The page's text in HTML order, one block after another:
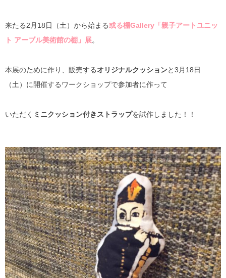
来たる2月18日（土）から始まる或る棚Gallery「親子アートユニッ
ト アーブル美術館の棚」展。
本展のために作り、販売するオリジナルクッションと3月18日
（土）に開催するワークショップで参加者に作って
いただく ミニクッション付きストラップを試作しました！！